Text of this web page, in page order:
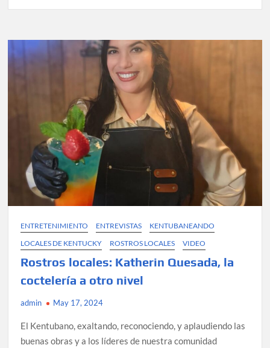
⁠El
Kentubano
Restaurante
Sueño
(video)
ENTRETENIMIENTO ENTREVISTAS
KENTUBANEANDO
LOCALES DE KENTUCKY
ROSTROS LOCALES VIDEO
Rostros locales: Katherin Quesada, la
coctelería a otro nivel
admin May 17, 2024
El Kentubano, exaltando, reconociendo, y aplaudiendo las
buenas obras y a los líderes de nuestra comunidad